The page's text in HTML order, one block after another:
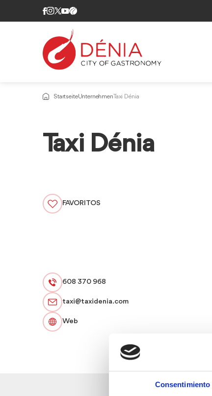
Consentimiento
StartseiteUnternehmenTaxi Dénia
Taxi Dénia
FAVORITOS
608 370 968
taxi@taxidenia.com
Web